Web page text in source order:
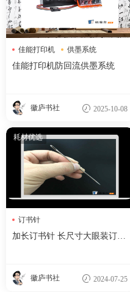
佳能打印机
供墨系统
打印配件
佳能打印机防回流供墨系统
徽庐书社 2025-10-08
耗材优选
订书针
加长订书针 长尺寸大眼装订钢
徽庐书社 2024-07-25